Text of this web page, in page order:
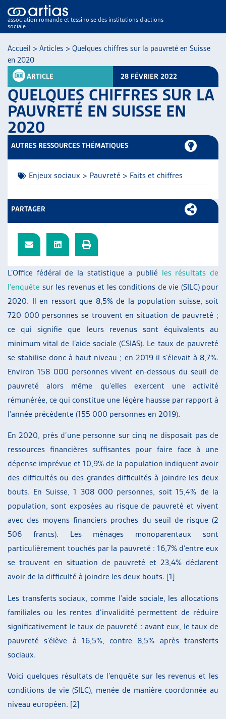
association romande et tessinoise des institutions d’actions
sociale
NOS PUBLICATIONS
ARTICLES
RESSOURCES
GUIDE SOCIAL ROMAND
ARTIAS
L’ASSOCIATION
JOURNÉES D’AUTOMNE
Accueil > Articles > Quelques chiffres sur la pauvreté en Suisse
en 2020
ARTICLE 28 FÉVRIER 2022
QUELQUES CHIFFRES SUR LA
PAUVRETÉ EN SUISSE EN
2020
L’Office fédéral de la statistique a publié les résultats de
l’enquête sur les revenus et les conditions de vie (SILC) pour
2020. Il en ressort que 8,5% de la population suisse, soit
720 000 personnes se trouvent en situation de pauvreté ;
ce qui signifie que leurs revenus sont équivalents au
minimum vital de l’aide sociale (CSIAS). Le taux de pauvreté
se stabilise donc à haut niveau ; en 2019 il s’élevait à 8,7%.
Environ 158 000 personnes vivent en-dessous du seuil de
pauvreté alors même qu’elles exercent une activité
rémunérée, ce qui constitue une légère hausse par rapport à
l’année précédente (155 000 personnes en 2019).
En 2020, près d’une personne sur cinq ne disposait pas de
ressources financières suffisantes pour faire face à une
dépense imprévue et 10,9% de la population indiquent avoir
des difficultés ou des grandes difficultés à joindre les deux
bouts. En Suisse, 1 308 000 personnes, soit 15,4% de la
population, sont exposées au risque de pauvreté et vivent
avec des moyens financiers proches du seuil de risque (2
506 francs). Les ménages monoparentaux sont
particulièrement touchés par la pauvreté : 16,7% d’entre eux
se trouvent en situation de pauvreté et 23,4% déclarent
avoir de la difficulté à joindre les deux bouts. [1]
Les transferts sociaux, comme l’aide sociale, les allocations
familiales ou les rentes d’invalidité permettent de réduire
significativement le taux de pauvreté : avant eux, le taux de
pauvreté s’élève à 16,5%, contre 8,5% après transferts
sociaux.
Voici quelques résultats de l’enquête sur les revenus et les
conditions de vie (SILC), menée de manière coordonnée au
niveau européen. [2]
AUTRES RESSOURCES THÉMATIQUES
Enjeux sociaux > Pauvreté > Faits et chiffres
PARTAGER